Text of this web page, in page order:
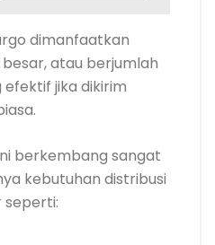
dimanfaatkan
atau berjumlah
jika dikirim
berkembang sangat
kebutuhan distribusi